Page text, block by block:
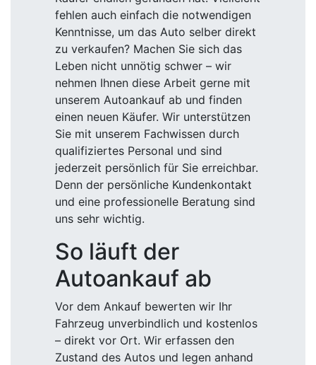
fehlen auch einfach die notwendigen
Kenntnisse, um das Auto selber direkt
zu verkaufen? Machen Sie sich das
Leben nicht unnötig schwer – wir
nehmen Ihnen diese Arbeit gerne mit
unserem Autoankauf ab und finden
einen neuen Käufer. Wir unterstützen
Sie mit unserem Fachwissen durch
qualifiziertes Personal und sind
jederzeit persönlich für Sie erreichbar.
Denn der persönliche Kundenkontakt
und eine professionelle Beratung sind
uns sehr wichtig.
So läuft der
Autoankauf ab
Vor dem Ankauf bewerten wir Ihr
Fahrzeug unverbindlich und kostenlos
– direkt vor Ort. Wir erfassen den
Zustand des Autos und legen anhand